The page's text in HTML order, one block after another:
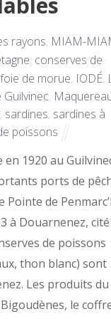
rayons, MIAM-
, conserves de
foie de morue, IODÉ,
Guilvinec,
, sardines, sardines à
poissons
en 1920 au
ports de
de
à Douarnenez, cité
de poissons
thon blanc) sont
Les produits du
le